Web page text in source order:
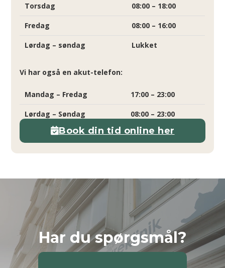
Torsdag 08:00 – 18:00
Fredag 08:00 – 16:00
Lørdag – søndag Lukket
Vi har også en akut-telefon:
Mandag – Fredag 17:00 – 23:00
Lørdag – Søndag 08:00 – 23:00
Book din tid online her
Har du spørgsmål?